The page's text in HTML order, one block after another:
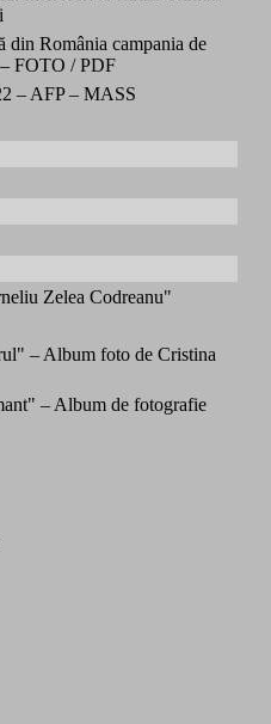
România campania de
FOTO / PDF
– AFP – MASS
Zelea Codreanu"
– Album foto de Cristina
– Album de fotografie